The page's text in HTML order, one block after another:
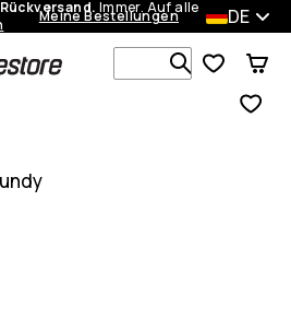
Immer. Auf alle
Meine Bestellungen DE